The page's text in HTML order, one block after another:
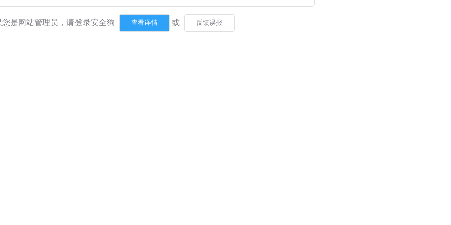
您是网站管理员，请登录安全狗 或